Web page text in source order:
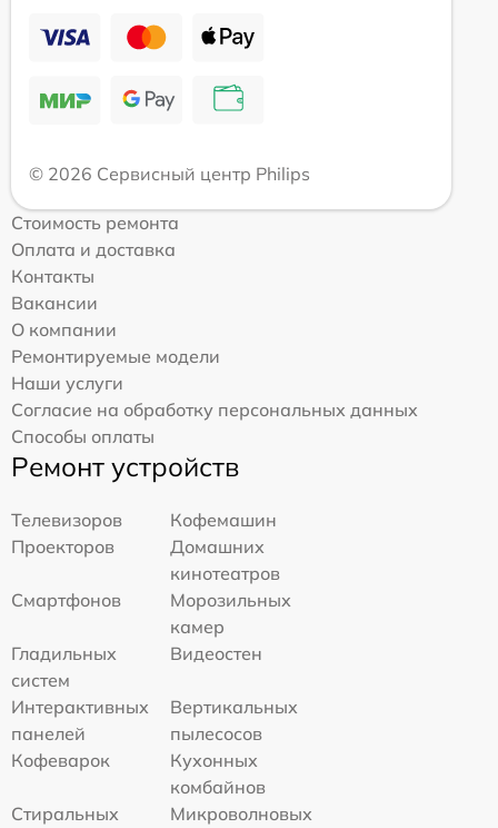
© 2026 Сервисный центр Philips
Стоимость ремонта
Оплата и доставка
Контакты
Вакансии
О компании
Ремонтируемые модели
Наши услуги
Согласие на обработку персональных данных
Способы оплаты
Ремонт устройств
Телевизоров
Кофемашин
Проекторов
Домашних
кинотеатров
Смартфонов
Морозильных
камер
Гладильных
систем
Видеостен
Интерактивных
панелей
Вертикальных
пылесосов
Кофеварок
Кухонных
комбайнов
Стиральных
Микроволновых